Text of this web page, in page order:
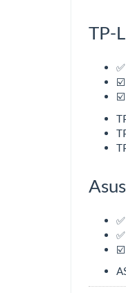
TP-
☑️
☑️
☑️